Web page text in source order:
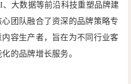
大数据等前沿科技重塑品牌建
团队融合了资深的品牌策略专
容生产者，旨在为不同行业客
的品牌增长服务。